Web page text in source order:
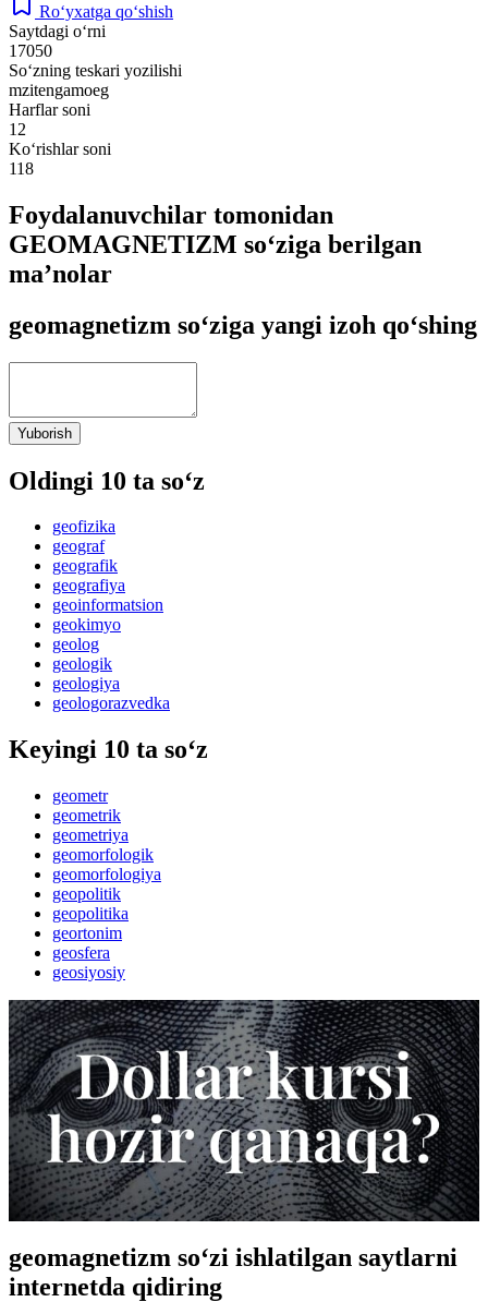
Ro‘yxatga qo‘shish
Saytdagi o‘rni
17050
So‘zning teskari yozilishi
mzitengamoeg
Harflar soni
12
Ko‘rishlar soni
118
Foydalanuvchilar tomonidan
GEOMAGNETIZM so‘ziga berilgan
ma’nolar
geomagnetizm so‘ziga yangi izoh qo‘shing
Yuborish
Oldingi 10 ta so‘z
geofizika
geograf
geografik
geografiya
geoinformatsion
geokimyo
geolog
geologik
geologiya
geologorazvedka
Keyingi 10 ta so‘z
geometr
geometrik
geometriya
geomorfologik
geomorfologiya
geopolitik
geopolitika
geortonim
geosfera
geosiyosiy
geomagnetizm so‘zi ishlatilgan saytlarni
internetda qidiring